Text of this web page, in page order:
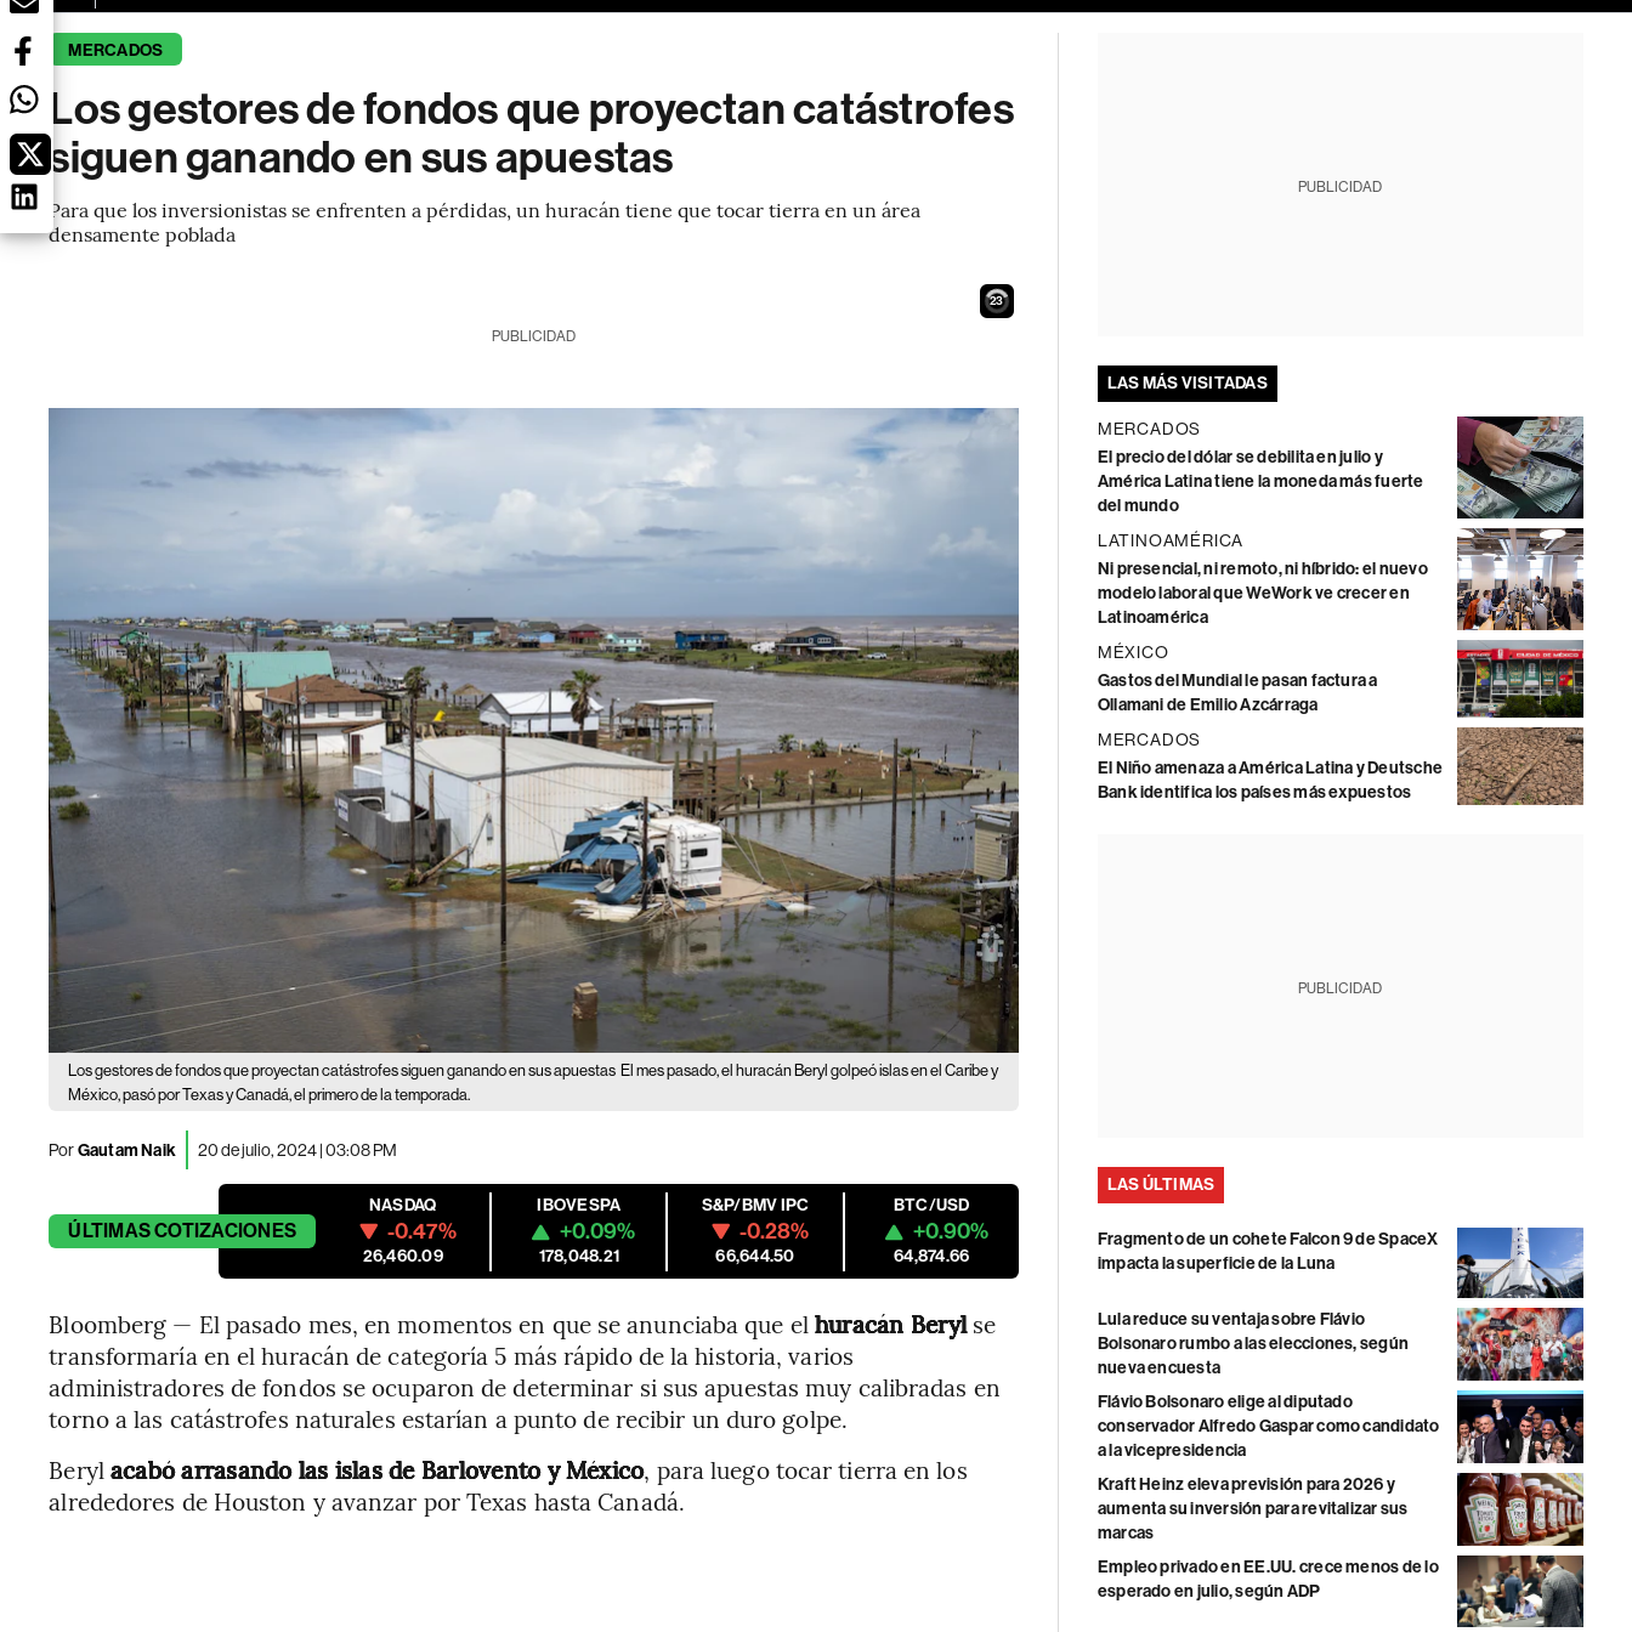
MERCADOS
Los gestores de fondos que proyectan catástrofes
siguen ganando en sus apuestas
Para que los inversionistas se enfrenten a pérdidas, un huracán tiene que tocar tierra en un área
densamente poblada
22
PUBLICIDAD
Los gestores de fondos que proyectan catástrofes siguen ganando en sus apuestas El mes pasado, el huracán Beryl golpeó islas en el Caribe y
México, pasó por Texas y Canadá, el primero de la temporada.
PorGautam Naik 20 de julio, 2024 | 03:08 PM
ÚLTIMASCOTIZACIONES
NASDAQ
-0.47%
26,460.09
IBOVESPA
+0.09%
178,048.21
S&P/BMV IPC
-0.28%
66,644.50
BTC/USD
+0.90%
64,874.66
Bloomberg — El pasado mes, en momentos en que se anunciaba que el huracán Berylse
transformaría en el huracán de categoría 5 más rápido de la historia, varios
administradores de fondos se ocuparon de determinar si sus apuestas muy calibradas en
torno a las catástrofes naturales estarían a punto de recibir un duro golpe.
Beryl acabó arrasando las islas de Barlovento y México, para luego tocar tierra en los
alrededores de Houston y avanzar por Texas hasta Canadá.
PUBLICIDAD
LAS MÁS VISITADAS
MERCADOS
El precio del dólar se debilita en julio y
América Latina tiene la moneda más fuerte
del mundo
LATINOAMÉRICA
Ni presencial, ni remoto, ni híbrido: el nuevo
modelo laboral que WeWork ve crecer en
Latinoamérica
MÉXICO
Gastos del Mundial le pasan factura a
Ollamani de Emilio Azcárraga
MERCADOS
El Niño amenaza a América Latina y Deutsche
Bank identifica los países más expuestos
PUBLICIDAD
LAS ÚLTIMAS
Fragmento de un cohete Falcon 9 de SpaceX
impacta la superficie de la Luna
Lula reduce su ventaja sobre Flávio
Bolsonaro rumbo a las elecciones, según
nueva encuesta
Flávio Bolsonaro elige al diputado
conservador Alfredo Gaspar como candidato
a la vicepresidencia
Kraft Heinz eleva previsión para 2026 y
aumenta su inversión para revitalizar sus
marcas
Empleo privado en EE.UU. crece menos de lo
esperado en julio, según ADP